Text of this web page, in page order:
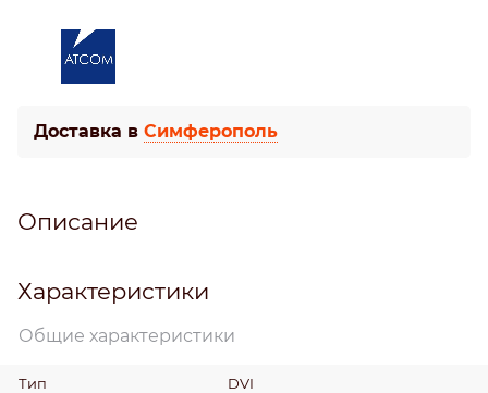
Доставка в Симферополь
Описание
Характеристики
Общие характеристики
Тип DVI